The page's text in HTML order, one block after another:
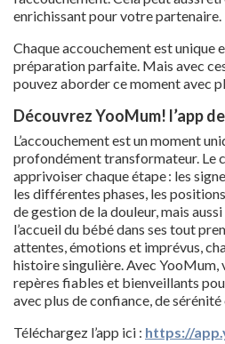
enrichissant pour votre partenaire.
Chaque accouchement est unique
préparation parfaite. Mais avec
pouvez aborder ce moment avec
Découvrez YooMum! l’app
L’accouchement est un moment
profondément transformateur. Le
apprivoiser chaque étape : les
les différentes phases, les
de gestion de la douleur, mais
l’accueil du bébé dans ses tout
attentes, émotions et imprévus,
histoire singulière. Avec YooMum,
repères fiables et bienveillants
avec plus de confiance, de
Téléchargez l’app ici : https://